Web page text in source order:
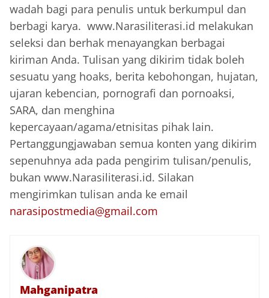
wadah bagi para penulis untuk berkumpul dan
berbagi karya. www.Narasiliterasi.id melakukan
seleksi dan berhak menayangkan berbagai
kiriman Anda. Tulisan yang dikirim tidak boleh
sesuatu yang hoaks, berita kebohongan, hujatan,
ujaran kebencian, pornografi dan pornoaksi,
SARA, dan menghina
kepercayaan/agama/etnisitas pihak lain.
Pertanggungjawaban semua konten yang dikirim
sepenuhnya ada pada pengirim tulisan/penulis,
bukan www.Narasiliterasi.id. Silakan
mengirimkan tulisan anda ke email
narasipostmedia@gmail.com
Mahganipatra